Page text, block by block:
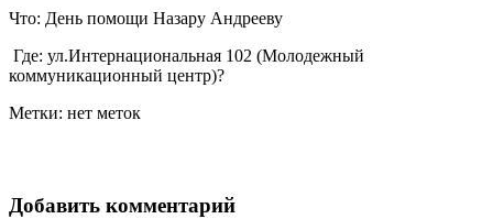
Что: День помощи Назару Андрееву
Где: ул.Интернациональная 102 (Молодежный
коммуникационный центр)?
Метки: нет меток
Добавить комментарий